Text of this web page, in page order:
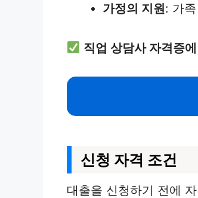
가정의 지원: 가
직업 상담사 자격증
신청 자격 조건
대출을 신청하기 전에